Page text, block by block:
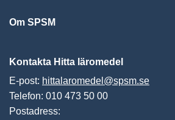
Om SPSM
Kontakta Hitta läromedel
E-post: hittalaromedel@spsm.se
Telefon: 010 473 50 00
Postadress: